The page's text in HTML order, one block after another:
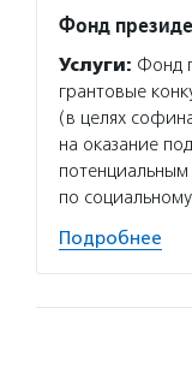
Фонд
Услуги: Фонд
грантовые
(в целях
на оказание
по
Подробнее